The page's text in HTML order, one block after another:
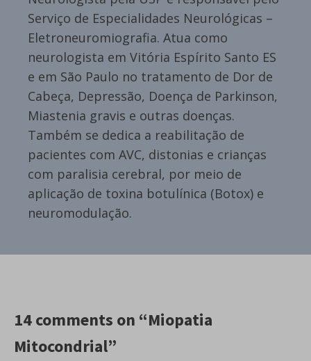
Serviço de Especialidades Neurológicas –
Eletroneuromiografia. Atua como
neurologista em Vitória Espírito Santo ES
e em São Paulo no tratamento de Dor de
Cabeça, Depressão, Doença de Parkinson,
Miastenia gravis e outras doenças.
Também se dedica a reabilitação de
pacientes com AVC, distonias e crianças
com paralisia cerebral, por meio de
aplicação de toxina botulínica (Botox) e
neuromodulação.
14 comments on “Miopatia
Mitocondrial”